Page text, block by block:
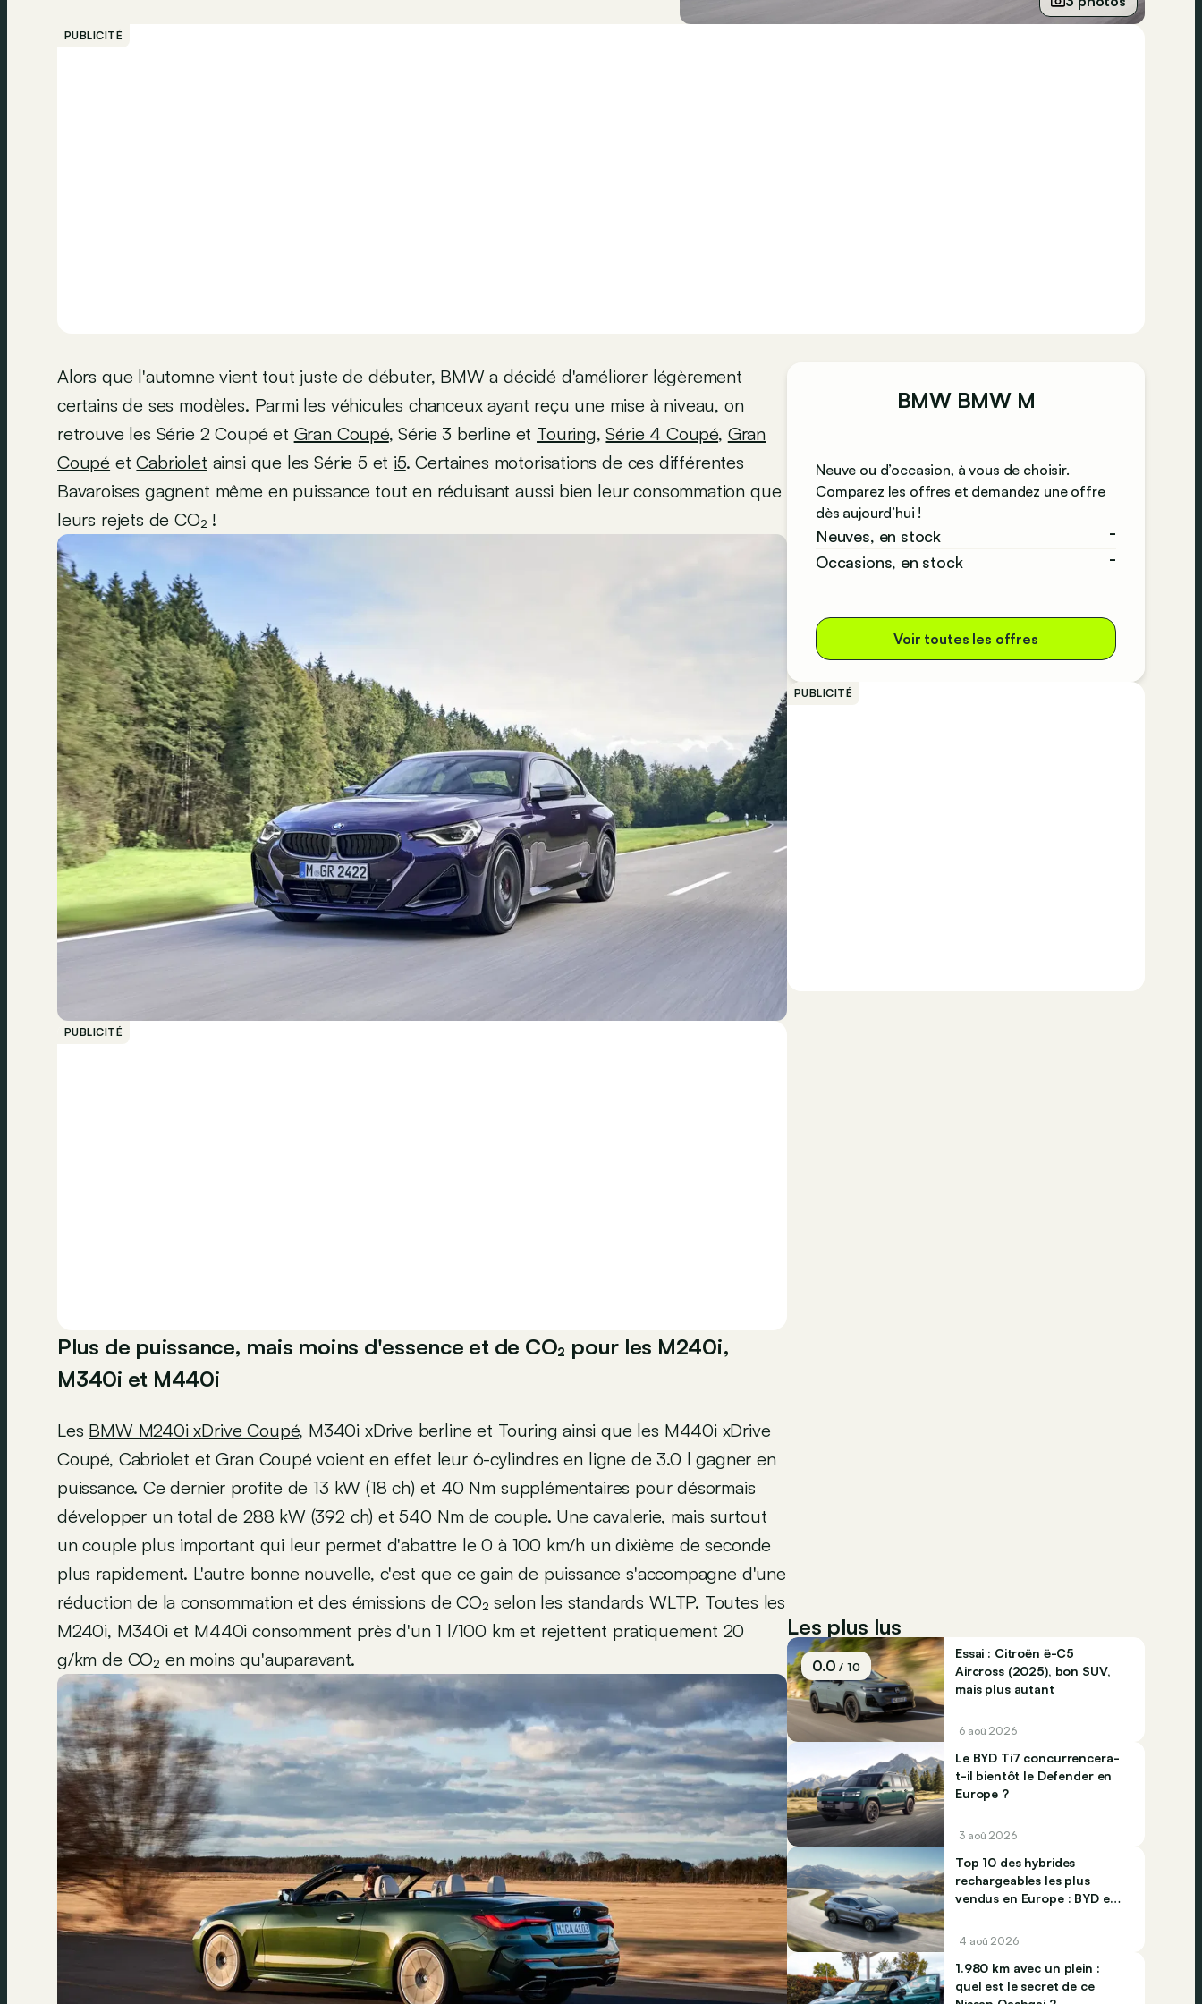
PUBLICITÉ
Alors que l'automne vient tout juste de débuter, BMW a décidé d'améliorer légèrement
certains de ses modèles. Parmi les véhicules chanceux ayant reçu une mise à niveau, on
retrouve les Série 2 Coupé et Gran Coupé, Série 3 berline et Touring,Série 4 Coupé, Gran
Coupé etCabriolet ainsi que les Série 5 et i5. Certaines motorisations de ces différentes
Bavaroises gagnent même en puissance tout en réduisant aussi bien leur consommation que
leurs rejets de CO₂ !
PUBLICITÉ
Plus de puissance, mais moins d'essence et de CO₂ pour les M240i,
M340i et M440i
Les BMW M240i xDrive Coupé, M340i xDrive berline et Touring ainsi que les M440i xDrive
Coupé, Cabriolet et Gran Coupé voient en effet leur 6-cylindres en ligne de 3.0 l gagner en
puissance. Ce dernier profite de 13 kW (18 ch) et 40 Nm supplémentaires pour désormais
développer un total de 288 kW (392 ch) et 540 Nm de couple. Une cavalerie, mais surtout
un couple plus important qui leur permet d'abattre le 0 à 100 km/h un dixième de seconde
plus rapidement. L'autre bonne nouvelle, c'est que ce gain de puissance s'accompagne d'une
réduction de la consommation et des émissions de CO₂ selon les standards WLTP. Toutes les
M240i, M340i et M440i consomment près d'un 1 l/100 km et rejettent pratiquement 20
g/km de CO₂ en moins qu'auparavant.
BMW BMW M
Neuve ou d’occasion, à vous de choisir.
Comparez les offres et demandez une offre
dès aujourd’hui !
Neuves, en stock
-
Occasions, en stock
-
Voir toutes les offres
PUBLICITÉ
Les plus lus
0.0/ 10
Essai : Citroën ë-C5
Aircross (2025), bon SUV,
mais plus autant
6 aoû 2026
Le BYD Ti7 concurrencera-
t-il bientôt le Defender en
Europe ?
3 aoû 2026
Top 10 des hybrides
rechargeables les plus
vendus en Europe : BYD et
4 aoû 2026
1.980 km avec un plein :
quel est le secret de ce